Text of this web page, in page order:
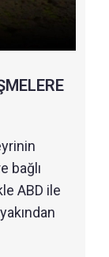
bağlı
ABD ile